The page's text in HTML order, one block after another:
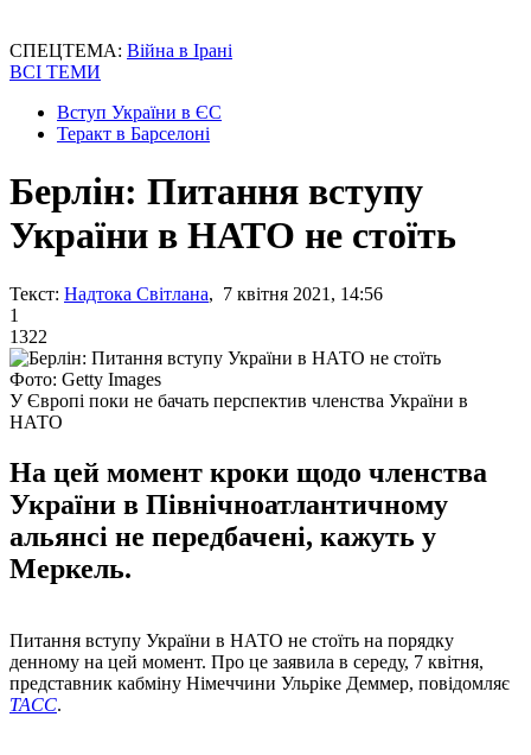
СПЕЦТЕМА: Війна в Ірані
ВСІ ТЕМИ
Вступ України в ЄС
Теракт в Барселоні
Берлін: Питання вступу
України в НАТО не стоїть
Текст: Надтока Світлана, 7 квітня 2021, 14:56
1
1322
Фото: Getty Images
У Європі поки не бачать перспектив членства України в
НАТО
На цей момент кроки щодо членства
України в Північноатлантичному
альянсі не передбачені, кажуть у
Меркель.
Питання вступу України в НАТО не стоїть на порядку
денному на цей момент. Про це заявила в середу, 7 квітня,
представник кабміну Німеччини Ульріке Деммер, повідомляє
ТАСС.